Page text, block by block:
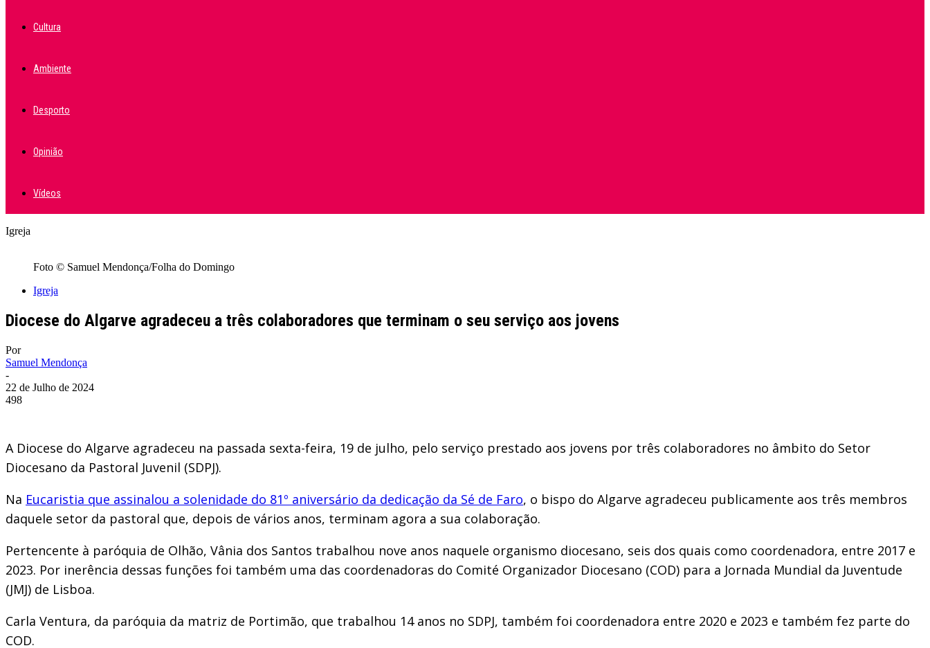
Cultura
Ambiente
Desporto
Opinião
Vídeos
Igreja
Foto © Samuel Mendonça/Folha do Domingo
Igreja
Diocese do Algarve agradeceu a três colaboradores que terminam o seu serviço aos jovens
Por
Samuel Mendonça
-
22 de Julho de 2024
498
A Diocese do Algarve agradeceu na passada sexta-feira, 19 de julho, pelo serviço prestado aos jovens por três colaboradores no âmbito do Setor
Diocesano da Pastoral Juvenil (SDPJ).
Na Eucaristia que assinalou a solenidade do 81º aniversário da dedicação da Sé de Faro, o bispo do Algarve agradeceu publicamente aos três membros
daquele setor da pastoral que, depois de vários anos, terminam agora a sua colaboração.
Pertencente à paróquia de Olhão, Vânia dos Santos trabalhou nove anos naquele organismo diocesano, seis dos quais como coordenadora, entre 2017 e
2023. Por inerência dessas funções foi também uma das coordenadoras do Comité Organizador Diocesano (COD) para a Jornada Mundial da Juventude
(JMJ) de Lisboa.
Carla Ventura, da paróquia da matriz de Portimão, que trabalhou 14 anos no SDPJ, também foi coordenadora entre 2020 e 2023 e também fez parte do
COD.